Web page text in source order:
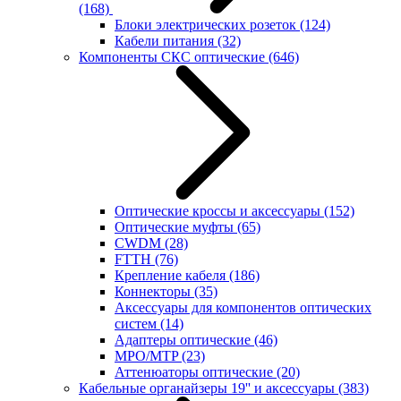
(168)
Блоки электрических розеток (124)
Кабели питания (32)
Компоненты СКС оптические (646)
Оптические кроссы и аксессуары (152)
Оптические муфты (65)
CWDM (28)
FTTH (76)
Крепление кабеля (186)
Коннекторы (35)
Аксессуары для компонентов оптических
систем (14)
Адаптеры оптические (46)
MPO/MTP(23)
Аттенюаторы оптические (20)
Кабельные органайзеры 19'' и аксессуары (383)